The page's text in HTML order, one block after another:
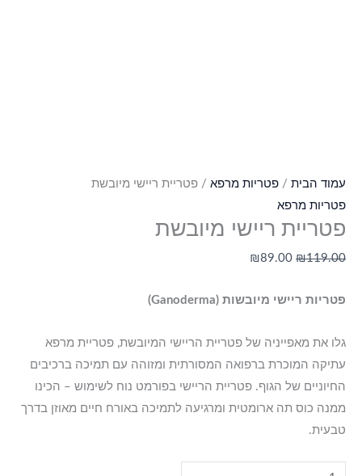
עמוד הבית / פטריות מרפא / פטריית ריישי מיובשת
פטריות מרפא
פטריית ריישי מיובשת
₪119.00
₪89.00
פטריות ריישי מיובשות (Ganoderma)
גלו את מאפייניה של פטריית הריישי המיובשת, פטריית מרפא
עתיקה המוכרת ברפואה המסורתית ומזוהה עם תמיכה ברכיבים
החיוניים של הגוף. פטריית הריישי בפורמט נוח לשימוש – הכינו
ממנה כוס תה ארומטית ומרגיעה לתמיכה באורח חיים מאוזן בדרך
טבעית.